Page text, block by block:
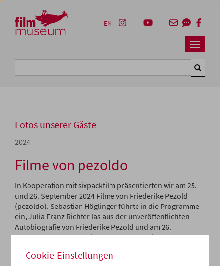
Zum Inhalt
Zum Hauptmenü
Zur Servicenavigation
Zum Suche
Navbar
EN
Fotos unserer Gäste
2024
Filme von pezoldo
In Kooperation mit sixpackfilm präsentierten wir am 25.
und 26. September 2024 Filme von Friederike Pezold
(pezoldo). Sebastian Höglinger führte in die Programme
ein, Julia Franz Richter las aus der unveröffentlichten
Autobiografie von Friederike Pezold und am 26.
September 2024 fand ein Vortrag von Astrid Peterle
Qualitätssteigerung der Wahrnehmung") statt.
Cookie-Einstellungen